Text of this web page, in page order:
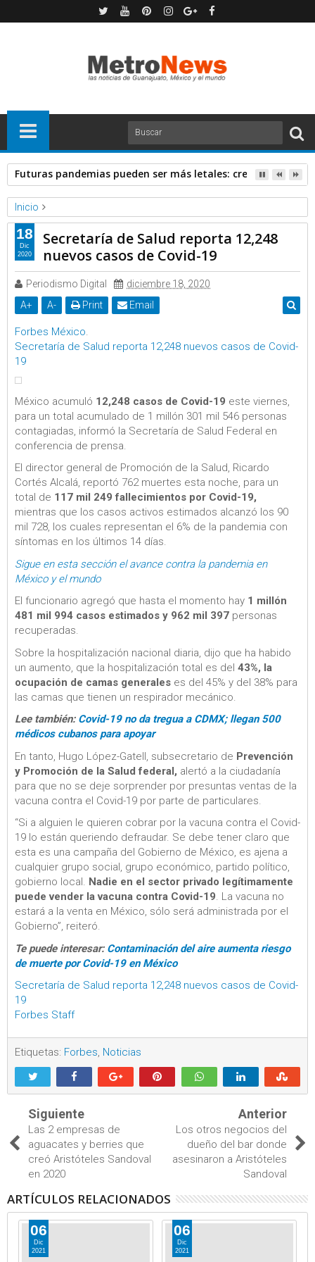
Futuras pandemias pueden ser más letales: creadora de
Inicio
Forbes
Noticias
Secretaría de Salud reporta 12,248 nuevos casos de Covid-19
Secretaría de Salud reporta 12,248
nuevos casos de Covid-19
Periodismo Digital
diciembre 18, 2020
A+ A- Print Email
Forbes México.
Secretaría de Salud reporta 12,248 nuevos casos de Covid-
19
México acumuló 12,248 casos de Covid-19 este viernes,
para un total acumulado de 1 millón 301 mil 546 personas
contagiadas, informó la Secretaría de Salud Federal en
conferencia de prensa.
El director general de Promoción de la Salud, Ricardo
Cortés Alcalá, reportó 762 muertes esta noche, para un
total de 117 mil 249 fallecimientos por Covid-19,
mientras que los casos activos estimados alcanzó los 90
mil 728, los cuales representan el 6% de la pandemia con
síntomas en los últimos 14 días.
Sigue en esta sección el avance contra la pandemia en
México y el mundo
El funcionario agregó que hasta el momento hay 1 millón
481 mil 994 casos estimados y 962 mil 397 personas
recuperadas.
Sobre la hospitalización nacional diaria, dijo que ha habido
un aumento, que la hospitalización total es del 43%, la
ocupación de camas generales es del 45% y del 38% para
las camas que tienen un respirador mecánico.
Lee también: Covid-19 no da tregua a CDMX; llegan 500
médicos cubanos para apoyar
En tanto, Hugo López-Gatell, subsecretario de Prevención
y Promoción de la Salud federal, alertó a la ciudadanía
para que no se deje sorprender por presuntas ventas de la
vacuna contra el Covid-19 por parte de particulares.
“Si a alguien le quieren cobrar por la vacuna contra el Covid-
19 lo están queriendo defraudar. Se debe tener claro que
esta es una campaña del Gobierno de México, es ajena a
cualquier grupo social, grupo económico, partido político,
gobierno local. Nadie en el sector privado legítimamente
puede vender la vacuna contra Covid-19. La vacuna no
estará a la venta en México, sólo será administrada por el
Gobierno”, reiteró.
Te puede interesar: Contaminación del aire aumenta riesgo
de muerte por Covid-19 en México
Secretaría de Salud reporta 12,248 nuevos casos de Covid-
19
Forbes Staff
Etiquetas: Forbes Noticias
18
Dic
2020
Siguiente
Las 2 empresas de
aguacates y berries que
creó Aristóteles Sandoval
en 2020
Anterior
Los otros negocios del
dueño del bar donde
asesinaron a Aristóteles
Sandoval
ARTÍCULOS RELACIONADOS
06
Dic
2021
06
Dic
2021